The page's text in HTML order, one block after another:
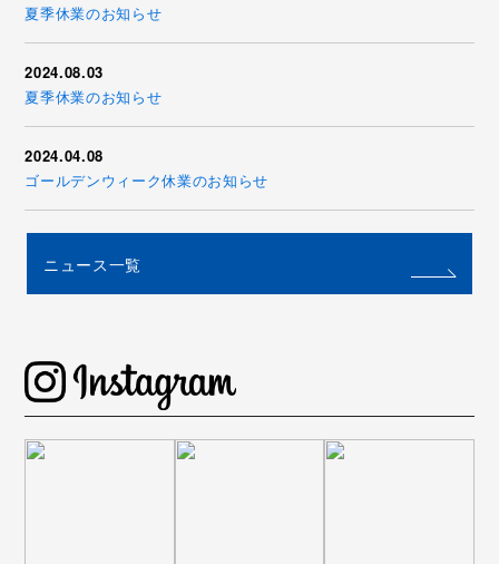
夏季休業のお知らせ
2024.08.03
夏季休業のお知らせ
2024.04.08
ゴールデンウィーク休業のお知らせ
ニュース一覧